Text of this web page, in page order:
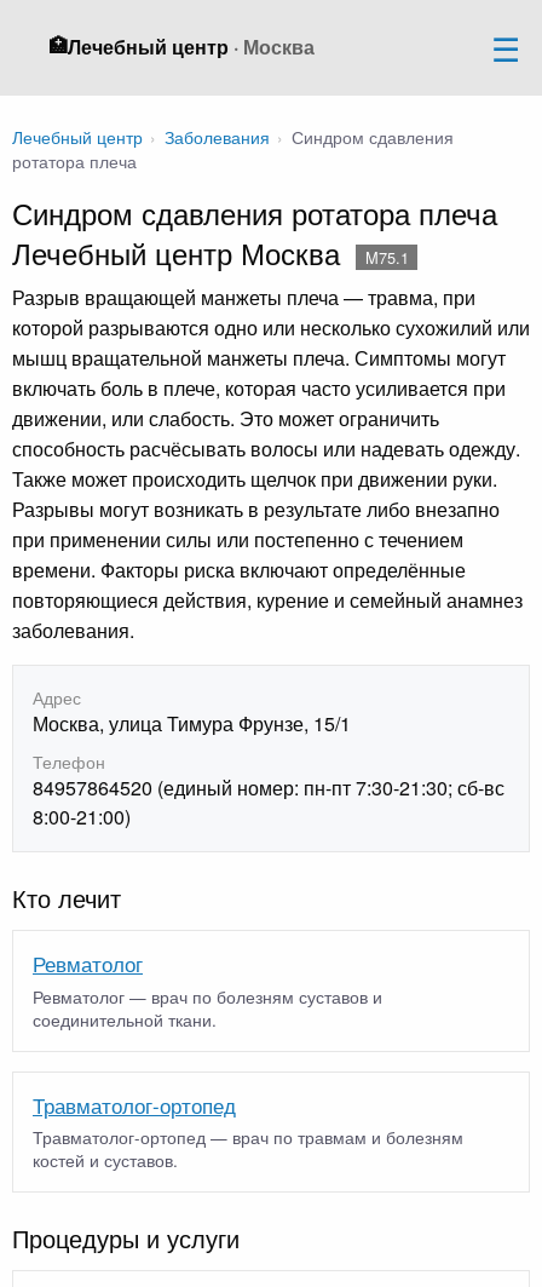
🏥Лечебный центр · Москва
Лечебный центр › Заболевания › Синдром сдавления
ротатора плеча
Синдром сдавления ротатора плеча
Лечебный центр Москва
M75.1
Разрыв вращающей манжеты плеча — травма, при
которой разрываются одно или несколько сухожилий или
мышц вращательной манжеты плеча. Симптомы могут
включать боль в плече, которая часто усиливается при
движении, или слабость. Это может ограничить
способность расчёсывать волосы или надевать одежду.
Также может происходить щелчок при движении руки.
Разрывы могут возникать в результате либо внезапно
при применении силы или постепенно с течением
времени. Факторы риска включают определённые
повторяющиеся действия, курение и семейный анамнез
заболевания.
Адрес
Москва, улица Тимура Фрунзе, 15/1
Телефон
84957864520 (единый номер: пн-пт 7:30-21:30; сб-вс
8:00-21:00)
Кто лечит
Ревматолог
Ревматолог — врач по болезням суставов и
соединительной ткани.
Травматолог-ортопед
Травматолог-ортопед — врач по травмам и болезням
костей и суставов.
Процедуры и услуги